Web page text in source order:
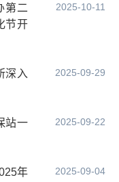
第二
节开
2025-10-11
深入
2025-09-29
站一
2025-09-22
年
2025-09-04